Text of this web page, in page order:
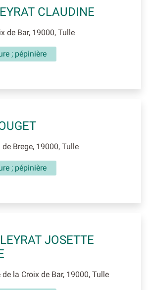
CLAUDINE
de Bar, 19000, Tulle
; pépinière
de Brege, 19000, Tulle
; pépinière
JOSETTE
la Croix de Bar, 19000, Tulle